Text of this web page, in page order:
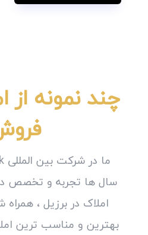
چند نمونه از
سال ها تجربه و تخصص
املاک در برزیل ،
بهترین و مناسب ترین